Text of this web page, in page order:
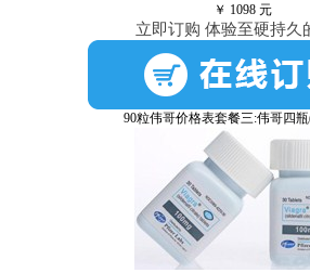
￥ 1098 元
立即订购 体验至硬持久
90粒伟哥价格表套餐三:伟哥四